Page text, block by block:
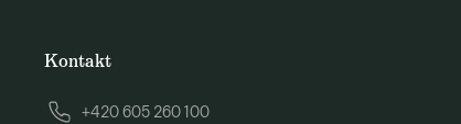
Kontakt
+420 605 260 100